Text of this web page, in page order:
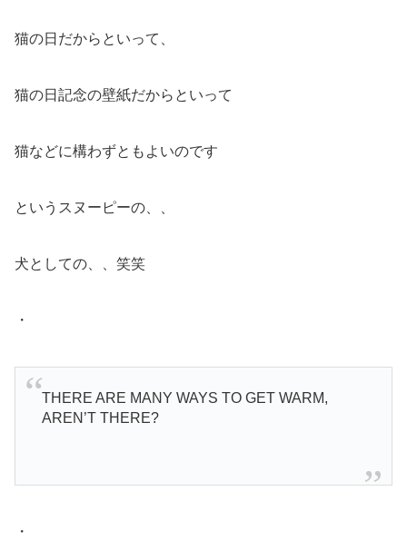
猫の日だからといって、
猫の日記念の壁紙だからといって
猫などに構わずともよいのです
というスヌーピーの、、
犬としての、、笑笑
・
THERE ARE MANY WAYS TO GET WARM,
AREN’T THERE?
・